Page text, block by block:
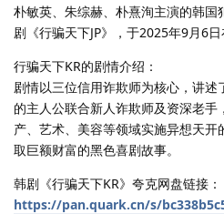
朴敏英、朱综赫、朴熹洵主演的韩
剧《行骗天下JP》，于2025年9月6日
行骗天下KR的剧情介绍：
剧情以三位信用诈欺师为核心，讲
的主人公联合新人诈欺师及资深老
产、艺术、美容等领域实施异想天
取巨额财富的黑色喜剧故事。
韩剧《行骗天下KR》夸克网盘链接：
https://pan.quark.cn/s/